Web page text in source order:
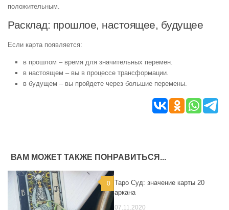
положительным.
Расклад: прошлое, настоящее, будущее
Если карта появляется:
в прошлом – время для значительных перемен.
в настоящем – вы в процессе трансформации.
в будущем – вы пройдете через большие перемены.
ВАМ МОЖЕТ ТАКЖЕ ПОНРАВИТЬСЯ...
0 Таро Суд: значение карты 20
аркана
07.11.2020